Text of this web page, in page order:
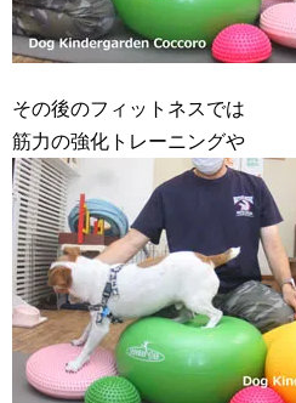
その後のフィットネスでは
筋力の強化トレーニングや